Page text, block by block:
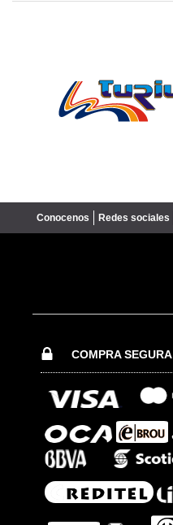
Conocenos Redes sociales
COMPRA SEGURA